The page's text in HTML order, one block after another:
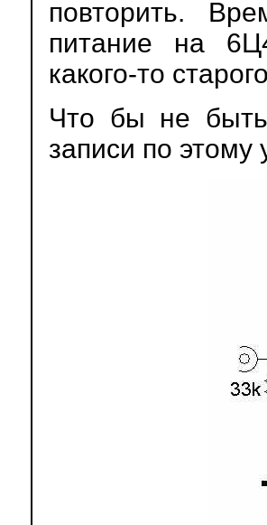
повторить.
питание на
какого-то
Что бы не
записи по этому